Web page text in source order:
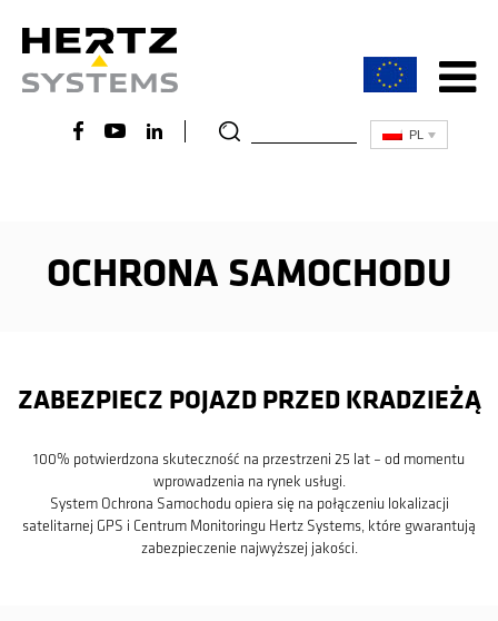
PL
OCHRONA SAMOCHODU
ZABEZPIECZ POJAZD PRZED KRADZIEŻĄ
100% potwierdzona skuteczność na przestrzeni 25 lat – od momentu
wprowadzenia na rynek usługi.
System Ochrona Samochodu opiera się na połączeniu lokalizacji
satelitarnej GPS i Centrum Monitoringu Hertz Systems, które gwarantują
zabezpieczenie najwyższej jakości.
Co nas wyróżnia